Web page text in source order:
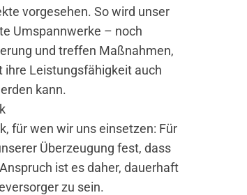
vorgesehen. So wird unser
Umspannwerke – noch
und treffen Maßnahmen,
ihre Leistungsfähigkeit auch
kann.
für wen wir uns einsetzen: Für
Überzeugung fest, dass
ist es daher, dauerhaft
zu sein.